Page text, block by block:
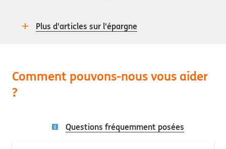
Plus d'articles sur l'épargne
Comment pouvons-nous vous aider
?
Questions fréquemment posées